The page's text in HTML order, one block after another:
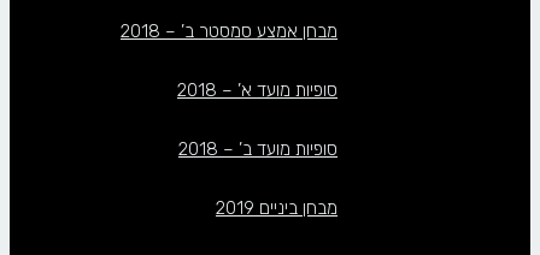
מבחן אמצע סמסטר ב’ – 2018
סופיות מועד א’ – 2018
סופיות מועד ב’ – 2018
מבחן ביניים 2019